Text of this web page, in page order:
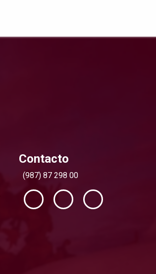
Contacto
(987) 87 298 00